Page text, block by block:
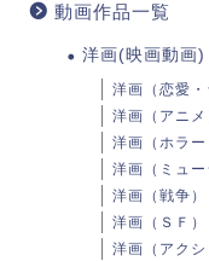
動画作品一覧
洋画(映画動画)
洋画（恋愛・
洋画（アニメ
洋画（ホラー
洋画（ミュー
洋画（戦争）
洋画（ＳＦ）
洋画（アクシ